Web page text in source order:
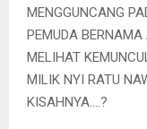
MENGGUNCANG
PEMUDA
MELIHAT
MILIK NYI RATU
KISAHNYA….?